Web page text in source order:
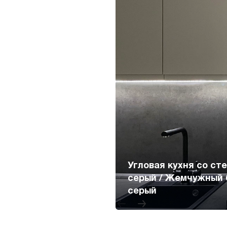
Угловая кухня со
серый / Жемчужный
серый